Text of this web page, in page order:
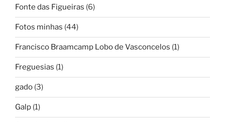
Fonte das Figueiras (6)
Fotos minhas (44)
Francisco Braamcamp Lobo de Vasconcelos (1)
Freguesias (1)
gado (3)
Galp (1)